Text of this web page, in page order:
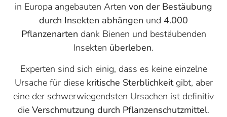
in Europa angebauten Arten von der Bestäubung
durch Insekten abhängen und 4.000
Pflanzenarten dank Bienen und bestäubenden
Insekten überleben.
Experten sind sich einig, dass es keine einzelne
Ursache für diese kritische Sterblichkeitgibt, aber
eine der schwerwiegendsten Ursachen ist definitiv
die Verschmutzung durch Pflanzenschutzmittel.